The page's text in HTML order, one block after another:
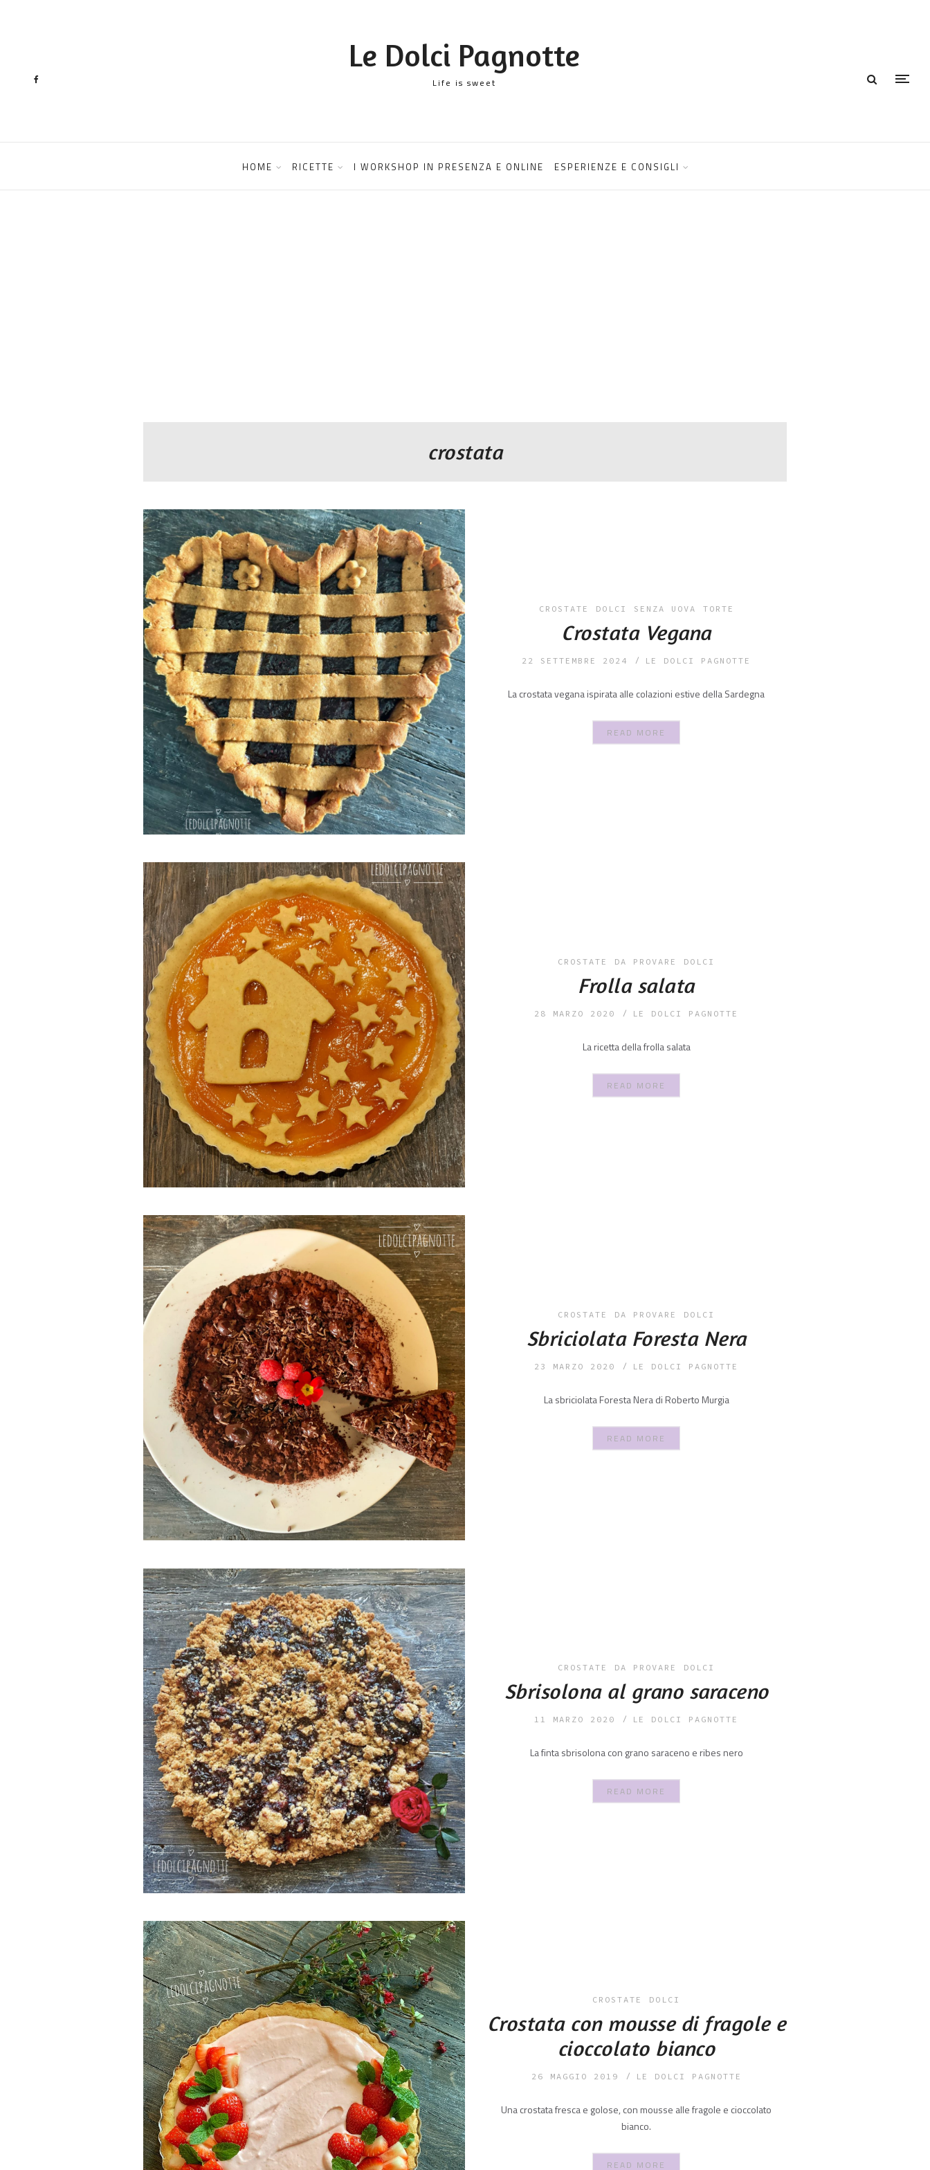
Le Dolci Pagnotte
Life is sweet
HOME RICETTE I WORKSHOP IN PRESENZA E ONLINE ESPERIENZE E CONSIGLI
crostata
CROSTATE DOLCI SENZA UOVA TORTE
Crostata Vegana
22 SETTEMBRE 2024 LE DOLCI PAGNOTTE
La crostata vegana ispirata alle colazioni estive della Sardegna
READ MORE
CROSTATE DA PROVARE DOLCI
Frolla salata
28 MARZO 2020 LE DOLCI PAGNOTTE
La ricetta della frolla salata
READ MORE
CROSTATE DA PROVARE DOLCI
Sbriciolata Foresta Nera
23 MARZO 2020 LE DOLCI PAGNOTTE
La sbriciolata Foresta Nera di Roberto Murgia
READ MORE
CROSTATE DA PROVARE DOLCI
Sbrisolona al grano saraceno
11 MARZO 2020 LE DOLCI PAGNOTTE
La finta sbrisolona con grano saraceno e ribes nero
READ MORE
CROSTATE DOLCI
Crostata con mousse di fragole e
cioccolato bianco
26 MAGGIO 2019 LE DOLCI PAGNOTTE
Una crostata fresca e golose, con mousse alle fragole e cioccolato
bianco.
READ MORE